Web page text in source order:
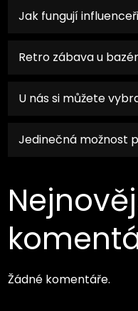
Jak fungují
Retro zábava u
U nás si můžete
Jedinečná možnost
Žádné komentáře.